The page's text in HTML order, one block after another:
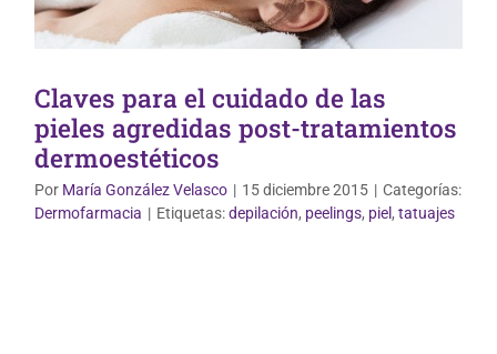
Claves para el cuidado de las
pieles agredidas post-tratamientos
dermoestéticos
Por María González Velasco | 15 diciembre 2015 | Categorías:
Dermofarmacia | Etiquetas:depilación, peelings, piel, tatuajes